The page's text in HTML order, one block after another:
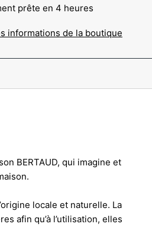
prête en 4 heures
informations de la boutique
BERTAUD, qui imagine et
locale et naturelle. La
afin qu’à l’utilisation, elles